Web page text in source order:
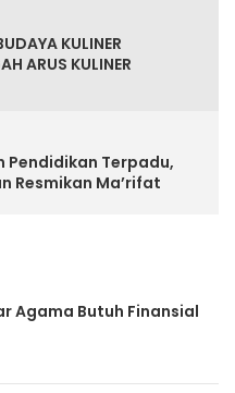
KULINER
ARUS KULINER
Pendidikan Terpadu,
Resmikan Ma’rifat
Agama Butuh Finansial